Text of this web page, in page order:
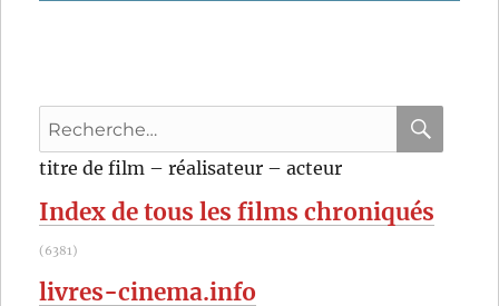
Recherche
pour
:
titre de film – réalisateur – acteur
Index de tous les films chroniqués
(6381)
livres-cinema.info